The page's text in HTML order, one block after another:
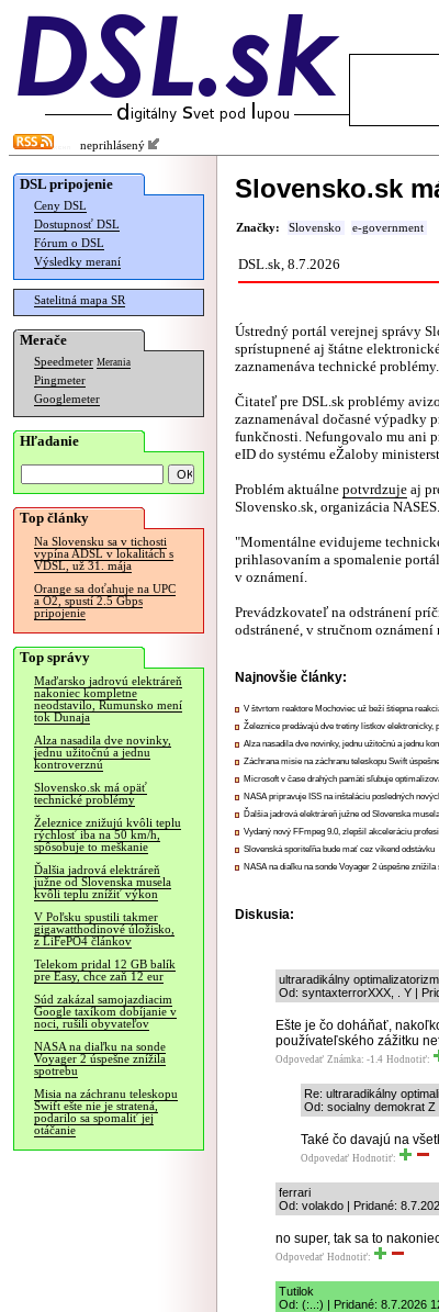
neprihlásený
DSL pripojenie
Ceny DSL
Dostupnosť DSL
Fórum o DSL
Výsledky meraní
Satelitná mapa SR
Merače
Speedmeter Merania
Pingmeter
Googlemeter
Hľadanie
Top články
Na Slovensku sa v tichosti
vypína ADSL v lokalitách s
VDSL, už 31. mája
Orange sa doťahuje na UPC
a O2, spustí 2.5 Gbps
pripojenie
Top správy
Maďarsko jadrovú elektráreň
nakoniec kompletne
neodstavilo, Rumunsko mení
tok Dunaja
Alza nasadila dve novinky,
jednu užitočnú a jednu
kontroverznú
Slovensko.sk má opäť
technické problémy
Železnice znižujú kvôli teplu
rýchlosť iba na 50 km/h,
spôsobuje to meškanie
Ďalšia jadrová elektráreň
južne od Slovenska musela
kvôli teplu znížiť výkon
V Poľsku spustili takmer
gigawatthodinové úložisko,
z LiFePO4 článkov
Telekom pridal 12 GB balík
pre Easy, chce zaň 12 eur
Súd zakázal samojazdiacim
Google taxíkom dobíjanie v
noci, rušili obyvateľov
NASA na diaľku na sonde
Voyager 2 úspešne znížila
spotrebu
Misia na záchranu teleskopu
Swift ešte nie je stratená,
podarilo sa spomaliť jej
otáčanie
Slovensko.sk
Značky: Slovensko e-government
DSL.sk, 8.7.2026
Ústredný portál verejnej správy
sprístupnené aj štátne
zaznamenáva technické problémy.
Čitateľ pre DSL.sk problémy
zaznamenával dočasné výpadky
funkčnosti. Nefungovalo mu ani
eID do systému eŽaloby
Problém aktuálne potvrdzuje aj
Slovensko.sk, organizácia NASES.
"Momentálne evidujeme
prihlasovaním a spomalenie
v oznámení.
Prevádzkovateľ na odstránení
odstránené, v stručnom oznámení
Najnovšie články:
V štvrtom reaktore Mochoviec už beží štiepna
Železnice predávajú dve tretiny lístkov elektronicky,
Alza nasadila dve novinky, jednu užitočnú a jednu
Záchrana misie na záchranu teleskopu Swift
Microsoft v čase drahých pamätí sľubuje
NASA pripravuje ISS na inštaláciu posledných
Ďalšia jadrová elektráreň južne od Slovenska
Vydaný nový FFmpeg 9.0, zlepšil akceleráciu
Slovenská sporiteľňa bude mať cez víkend odstávku
NASA na diaľku na sonde Voyager 2 úspešne znížila
Diskusia:
ultraradikálny
Od: syntaxterrorXXX, . Y |
Ešte je čo doháňať,
používateľského zážitku
Odpovedať Známka: -1.4 Hodnotiť:
Re: ultraradikálny
Od: socialny demokrat Z
Také čo davajú na
Odpovedať Hodnotiť:
ferrari
Od: volakdo | Pridané:
no super, tak sa to
Odpovedať Hodnotiť:
Tutilok
Od: (:..:) | Pridané: 8.7.2026